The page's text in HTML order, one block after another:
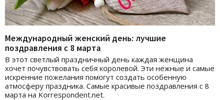
Международный женский день: лучшие
поздравления с 8 марта
В этот светлый праздничный день каждая женщина
хочет почувствовать себя королевой. Эти нежные и самые
искренние пожелания помогут создать особенную
атмосферу праздника. Самые красивые поздравления с 8
марта на Korrespondent.net.